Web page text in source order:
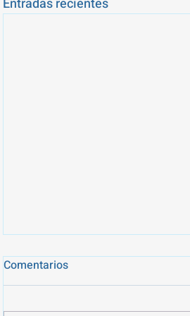
Entradas recientes
Arraigo socioformativo en
Regularizar la situación
Comentarios